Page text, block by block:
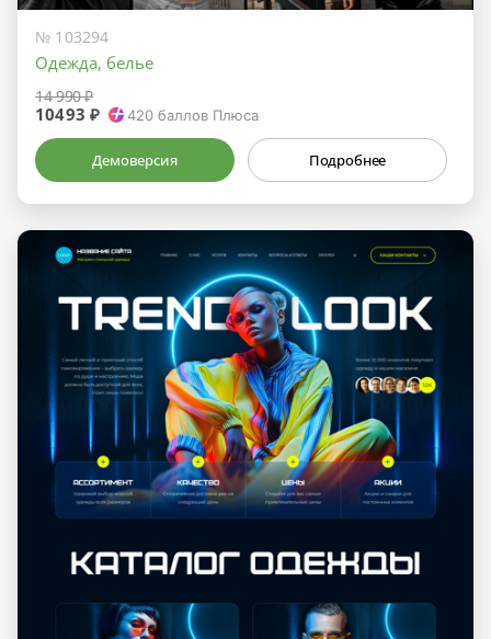
№ 103294
Одежда, белье
14 990 ₽
10493 ₽ 420 баллов Плюса
Демоверсия Подробнее